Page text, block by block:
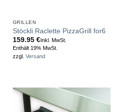
GRILLEN
Stöckli Raclette PizzaGrill for6
159.95 €Inkl. MwSt.
Enthält 19% MwSt.
zzgl. Versand